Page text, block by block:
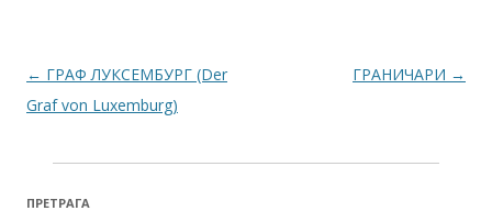
Post navigation
← ГРАФ ЛУКСЕМБУРГ (Der
Graf von Luxemburg)
ГРАНИЧАРИ →
ПРЕТРАГА